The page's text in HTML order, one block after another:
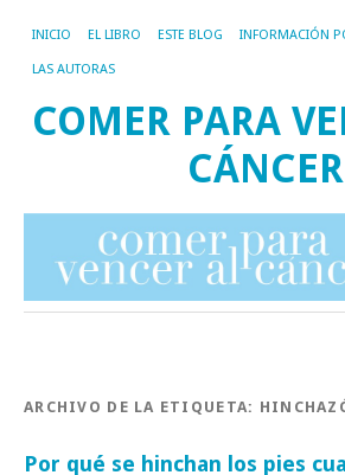
INICIO EL LIBRO ESTE BLOG INFORMACIÓN
LAS AUTORAS
COMER PARA
CÁNCER
ARCHIVO DE LA ETIQUETA:
Por qué se hinchan los pies